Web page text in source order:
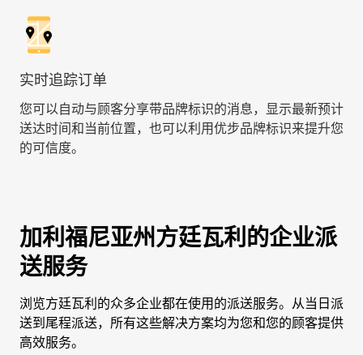
实时追踪订单
您可以自动与顾客分享带品牌标识的消息，显示最新预计
送达时间和当前位置，也可以利用优步品牌标识来提升您
的可信度。
加利福尼亚州方廷瓦利的企业派
送服务
浏览方廷瓦利的众多企业都在使用的派送服务。从当日派
送到尾程派送，所有这些解决方案均为您和您的顾客提供
高效服务。